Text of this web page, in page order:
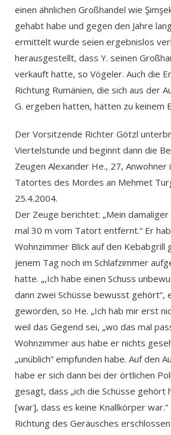
einen ähnlichen Großhandel wie
gehabt habe und gegen den Jahre
ermittelt wurde seien ergebnislos
herausgestellt, dass Y. seinen
verkauft hatte, so Vögeler. Auch die
Richtung Rumänien, die sich aus der
G. ergeben hatten, hätten zu keinem
Der Vorsitzende Richter Götzl
Viertelstunde und beginnt dann die
Zeugen Alexander He., 27, Anwohner
Tatortes des Mordes an Mehmet
25.4.2004.
Der Zeuge berichtet: „Mein
mal 30 m vom Tatort entfernt.“ Er
Wohnzimmer Blick auf den Kebabgrill
jenem Tag noch im Schlafzimmer
hatte. „,Ich habe einen Schuss
dann zwei Schüsse bewusst gehört“,
geworden, so He. „Ich hab mir erst
weil das Gegend sei, „wo das mal
Wohnzimmer aus habe er nichts
„unüblich“ empfunden habe. Auf den
habe er sich dann bei der örtlichen
gesagt, dass „ich die Schüsse gehört
[war], dass es keine Knallkörper war.“
Richtung des Geräusches